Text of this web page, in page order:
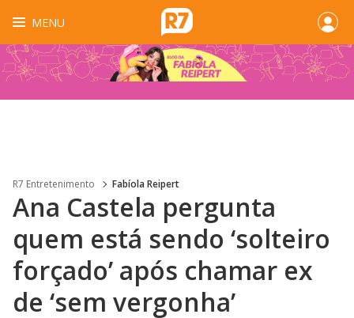
MENU
R7 Entretenimento Fabíola Reipert
Ana Castela pergunta
quem está sendo ‘solteiro
forçado’ após chamar ex
de ‘sem vergonha’